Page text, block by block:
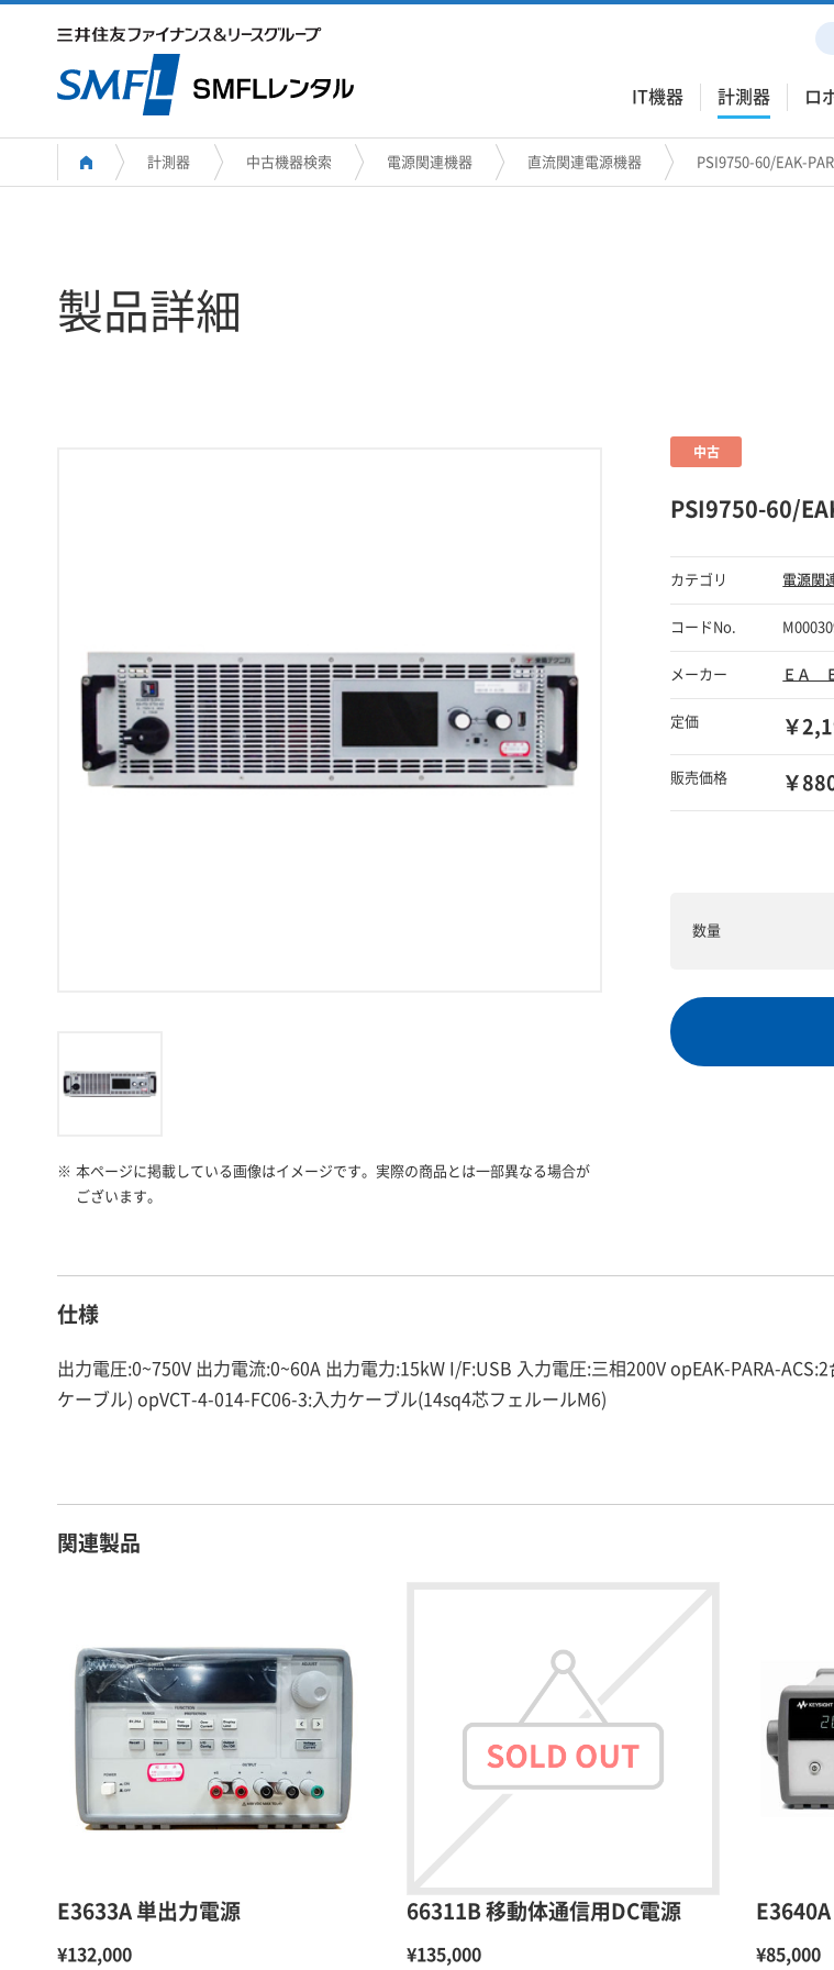
IT機器 計測器 ロ
計測器 中古機器検索 電源関連機器 直流関連電源機器 PSI9750-60/EAK-
製品詳細
※ 本ページに掲載している画像はイメージです。実際の商品とは一部異なる場合が
ございます。
PSI9750-60/
カテゴリ 電源関
コードNo.
メーカー ＥＡ
定価 ￥
販売価格 ￥
数量
仕様
出力電圧:0~750V 出力電流:0~60A 出力電力:15kW I/F:USB 入力電圧:三相200V opEAK-PARA-
ケーブル) opVCT-4-014-FC06-3:入力ケーブル(14sq4芯フェルールM6)
関連製品
E3633A 単出力電源
¥132,000
66311B 移動体通信用DC電源
¥135,000 ¥85,000